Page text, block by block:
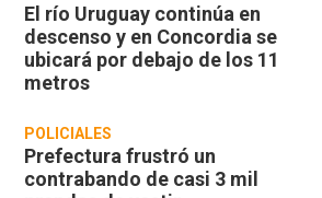
El río Uruguay continúa en
descenso y en Concordia se
ubicará por debajo de los 11
metros
POLICIALES
Prefectura frustró un
contrabando de casi 3 mil